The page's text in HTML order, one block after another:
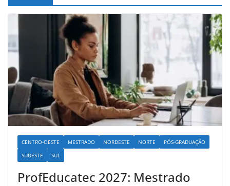
CENTRO-OESTE MESTRADO NORDESTE NORTE
PÓS-GRADUAÇÃO
SUDESTE
SUL
ProfEducatec 2027: Mestrado